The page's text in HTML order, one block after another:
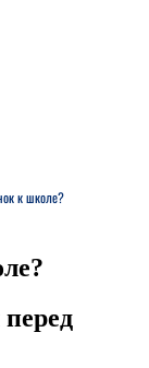
к школе?